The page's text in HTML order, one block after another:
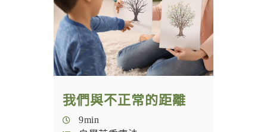
我們與不正常的距離
9min